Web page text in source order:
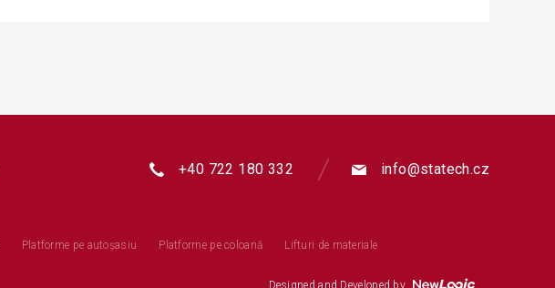
+40 722 180 332 info@statech.cz
Platforme pe autoșasiu Platforme pe coloană Lifturi de materiale
Designed and Developed by